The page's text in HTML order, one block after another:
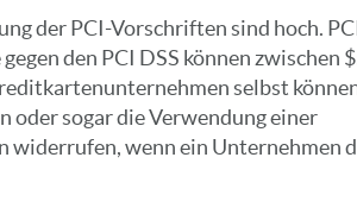
der PCI-Vorschriften sind hoch.
den PCI DSS können zwischen
selbst
oder sogar die Verwendung einer
widerrufen, wenn ein Unternehmen